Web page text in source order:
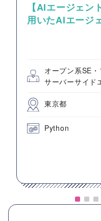
【AIエージェ
用いたAIエージ
オープン系SE
サーバーサイド
東京都
Python